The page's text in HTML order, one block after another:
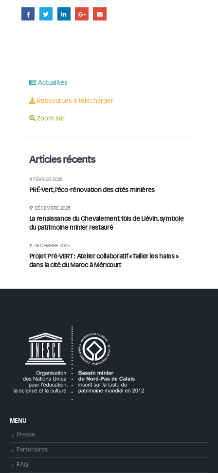
Actualités
Ressources à télécharger
Zoom sur
Articles récents
PRÉ-Vert, l’éco-rénovation des cités minières
4 FÉVRIER 2026
La renaissance du Chevalement 1bis de Liévin, symbole
du patrimoine minier restauré
17 DÉCEMBRE 2025
Projet Pré-VERT : Atelier collaboratif « Tailler les haies »
dans la cité du Maroc à Méricourt
11 DÉCEMBRE 2025
MENU
Presse
Partenaires
FAQ